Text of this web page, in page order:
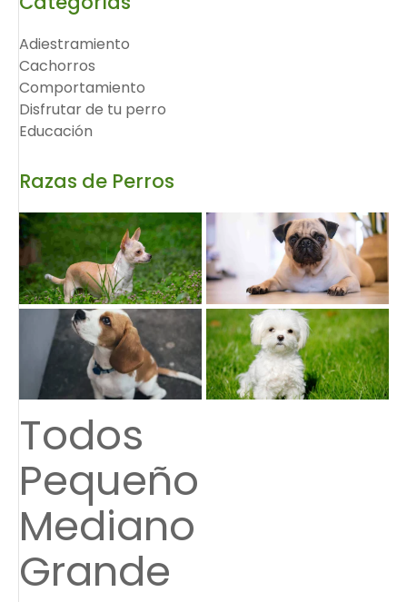
Adiestramiento
Cachorros
Comportamiento
Disfrutar de tu perro
Educación
Razas de Perros
Todos
Pequeño
Mediano
Grande